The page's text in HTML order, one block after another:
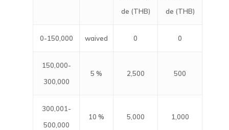
de (THB)
de (THB)
0-150,000 waived 0 0
150,000-
300,000
5 % 2,500 500
300,001-
500,000
10 % 5,000 1,000